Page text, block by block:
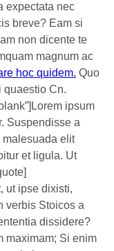
expectata nec
breve? Eam si
non dicente te
magnum ac
hoc quidem. Quo
quaestio Cn.
ipsum
Suspendisse a
elit
et ligula. Ut
ut ipse dixisti,
verbis Stoicos a
dissidere?
maximam; Si enim